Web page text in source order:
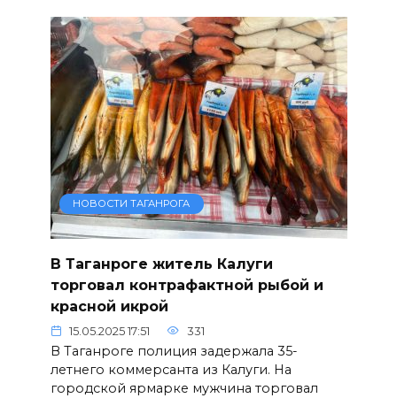
НОВОСТИ ТАГАНРОГА
В Таганроге житель Калуги
торговал контрафактной рыбой и
красной икрой
15.05.2025 17:51 331
В Таганроге полиция задержала 35-
летнего коммерсанта из Калуги. На
городской ярмарке мужчина торговал